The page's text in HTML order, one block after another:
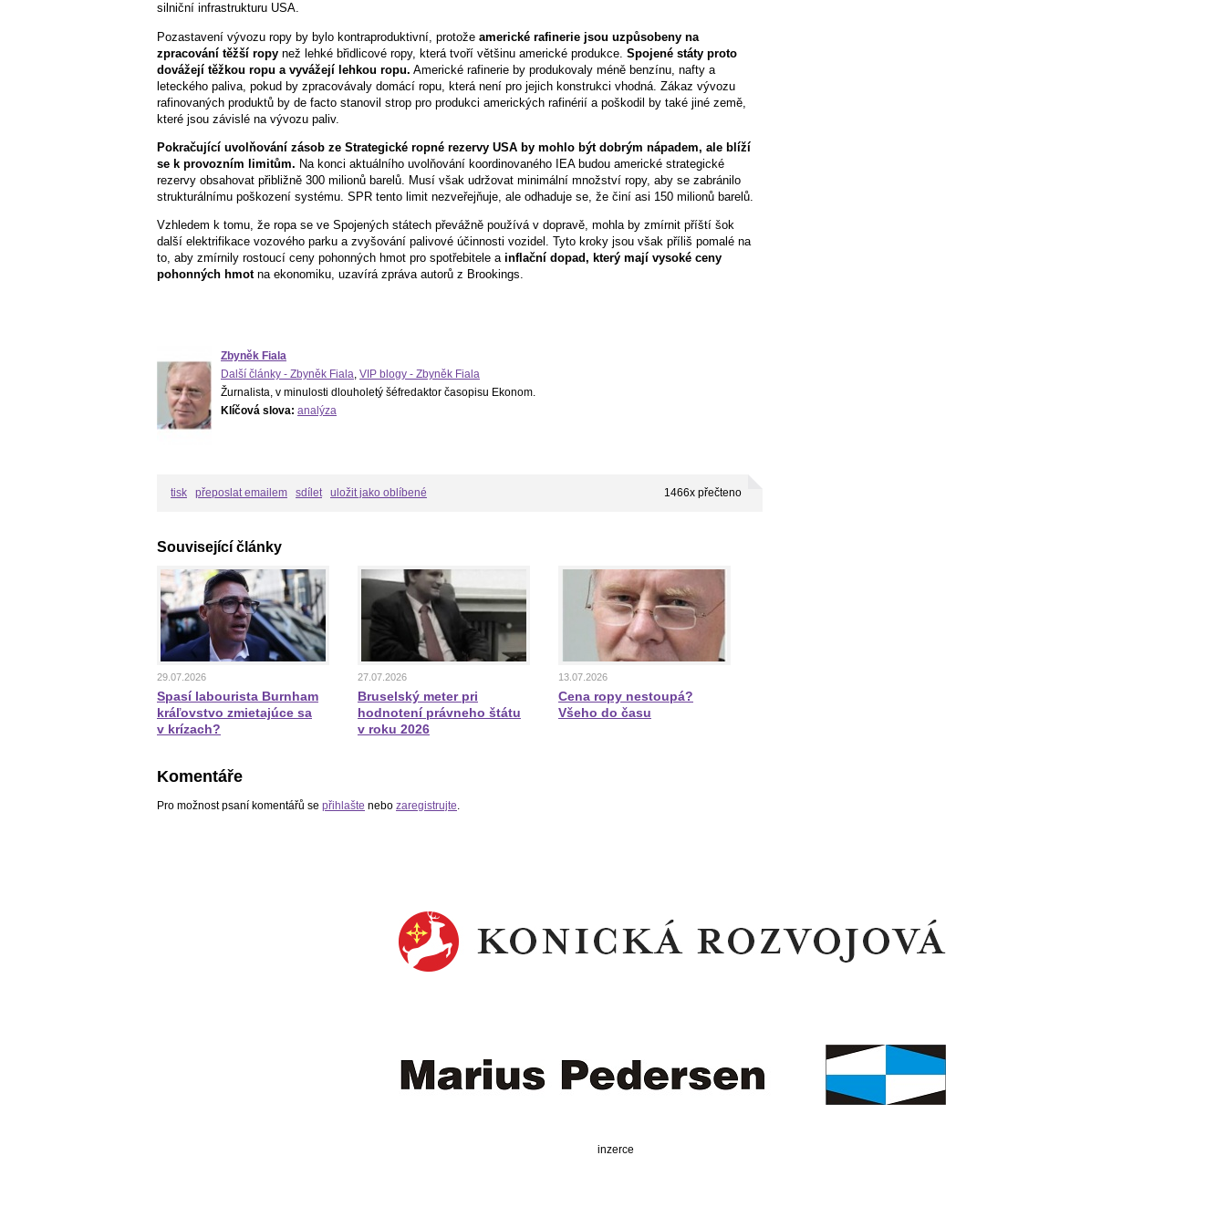
silniční infrastrukturu USA.
Pozastavení vývozu ropy by bylo kontraproduktivní, protože americké rafinerie jsou uzpůsobeny na
zpracování těžší ropy než lehké břidlicové ropy, která tvoří většinu americké produkce. Spojené státy proto
dovážejí těžkou ropu a vyvážejí lehkou ropu. Americké rafinerie by produkovaly méně benzínu, nafty a
leteckého paliva, pokud by zpracovávaly domácí ropu, která není pro jejich konstrukci vhodná. Zákaz vývozu
rafinovaných produktů by de facto stanovil strop pro produkci amerických rafinérií a poškodil by také jiné země,
které jsou závislé na vývozu paliv.
Pokračující uvolňování zásob ze Strategické ropné rezervy USA by mohlo být dobrým nápadem, ale blíží
se k provozním limitům. Na konci aktuálního uvolňování koordinovaného IEA budou americké strategické
rezervy obsahovat přibližně 300 milionů barelů. Musí však udržovat minimální množství ropy, aby se zabránilo
strukturálnímu poškození systému. SPR tento limit nezveřejňuje, ale odhaduje se, že činí asi 150 milionů barelů.
Vzhledem k tomu, že ropa se ve Spojených státech převážně používá v dopravě, mohla by zmírnit příští šok
další elektrifikace vozového parku a zvyšování palivové účinnosti vozidel. Tyto kroky jsou však příliš pomalé na
to, aby zmírnily rostoucí ceny pohonných hmot pro spotřebitele a inflační dopad, který mají vysoké ceny
pohonných hmotna ekonomiku, uzavírá zpráva autorů z Brookings.
Zbyněk Fiala
Další články - Zbyněk Fiala, VIP blogy - Zbyněk Fiala
Žurnalista, v minulosti dlouholetý šéfredaktor časopisu Ekonom.
Klíčová slova: analýza
tisk přeposlat emailem sdílet uložit jako oblíbené 1466x přečteno
Související články
29.07.2026
Spasí labourista Burnham
kráľovstvo zmietajúce sa
v krízach?
27.07.2026
Bruselský meter pri
hodnotení právneho štátu
v roku 2026
13.07.2026
Cena ropy nestoupá?
Všeho do času
Komentáře
Pro možnost psaní komentářů se přihlašte nebo zaregistrujte.
inzerce